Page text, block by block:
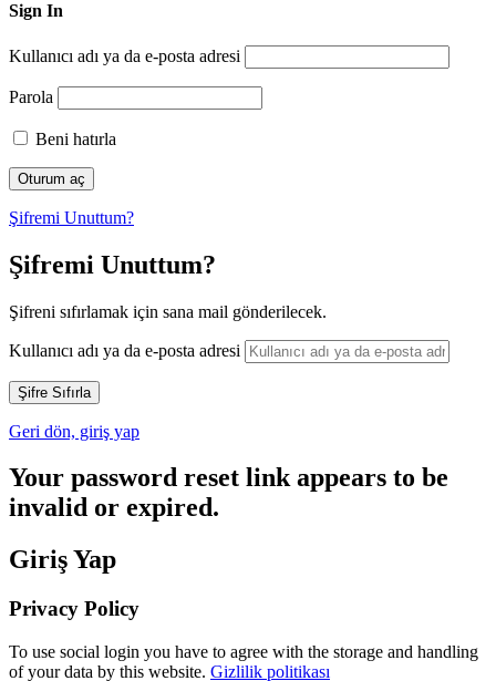
Sign In
Kullanıcı adı ya da e-posta adresi
Parola
Beni hatırla
Şifremi Unuttum?
Şifremi Unuttum?
Şifreni sıfırlamak için sana mail gönderilecek.
Kullanıcı adı ya da e-posta adresi
Geri dön, giriş yap
Your password reset link appears to be
invalid or expired.
Giriş Yap
Privacy Policy
To use social login you have to agree with the storage and handling
of your data by this website. Gizlilik politikası